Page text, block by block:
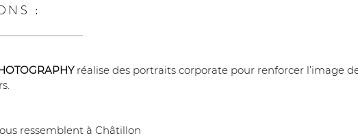
:
réalise des portraits corporate pour renforcer l’image
ressemblent à Châtillon